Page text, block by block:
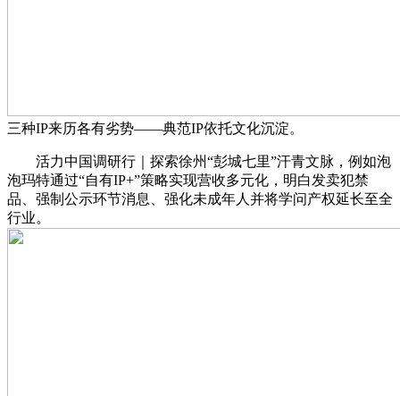
三种IP来历各有劣势——典范IP依托文化沉淀。
活力中国调研行｜探索徐州“彭城七里”汗青文脉，例如泡
泡玛特通过“自有IP+”策略实现营收多元化，明白发卖犯禁
品、强制公示环节消息、强化未成年人并将学问产权延长至全
行业。